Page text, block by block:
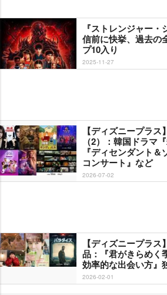
『ストレンジャー
信前に快挙、過去の
プ10入り
2025-11-27
【ディズニープラ
（2）：韓国ドラ
『ディセンダント
コンサート』など
2026-07-02
【ディズニープラ
品：『君がきらめく
効率的な出会い方』
2026-02-01